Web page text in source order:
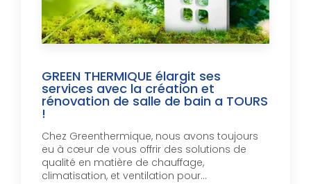
GREEN THERMIQUE élargit ses
services avec la création et
rénovation de salle de bain a TOURS
!
Chez Greenthermique, nous avons toujours
eu à cœur de vous offrir des solutions de
qualité en matière de chauffage,
climatisation, et ventilation pour...